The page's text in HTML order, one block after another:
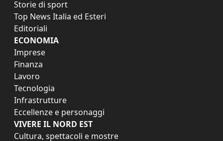
Storie di sport
Top News Italia ed Esteri
Editoriali
ECONOMIA
Imprese
Finanza
Lavoro
Tecnologia
Infrastrutture
Eccellenze e personaggi
VIVERE IL NORD EST
Cultura, spettacoli e mostre